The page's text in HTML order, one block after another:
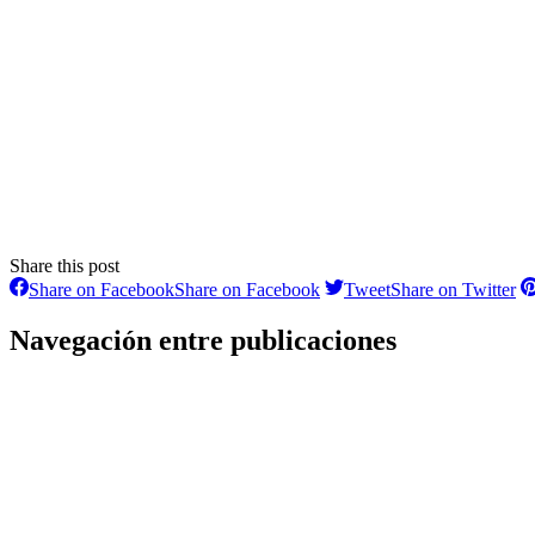
Share this post
Share on FacebookShare on Facebook TweetShare on Twitter
Navegación entre publicaciones